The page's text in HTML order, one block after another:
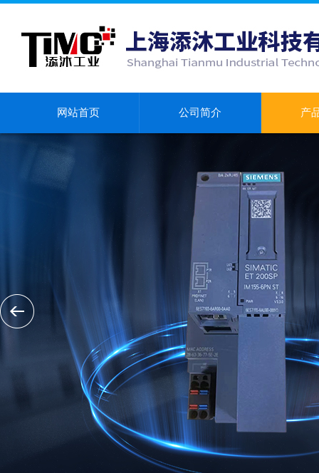
网站首页 公司简介 产